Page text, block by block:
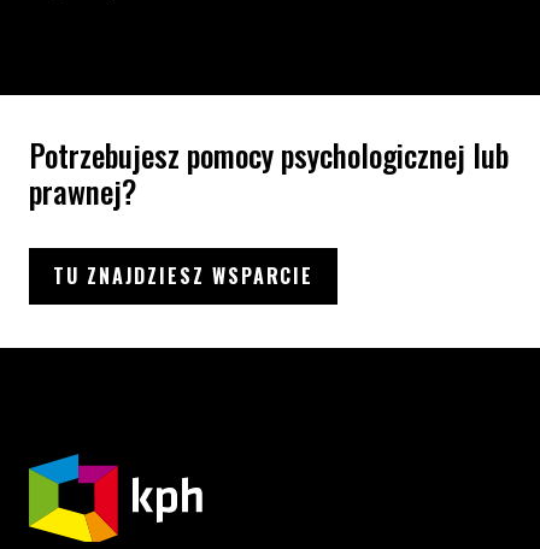
Potrzebujesz pomocy psychologicznej lub
prawnej?
TU ZNAJDZIESZ WSPARCIE